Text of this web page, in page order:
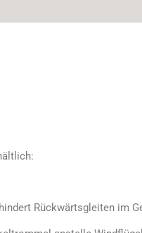
Rückwärtsgleiten im